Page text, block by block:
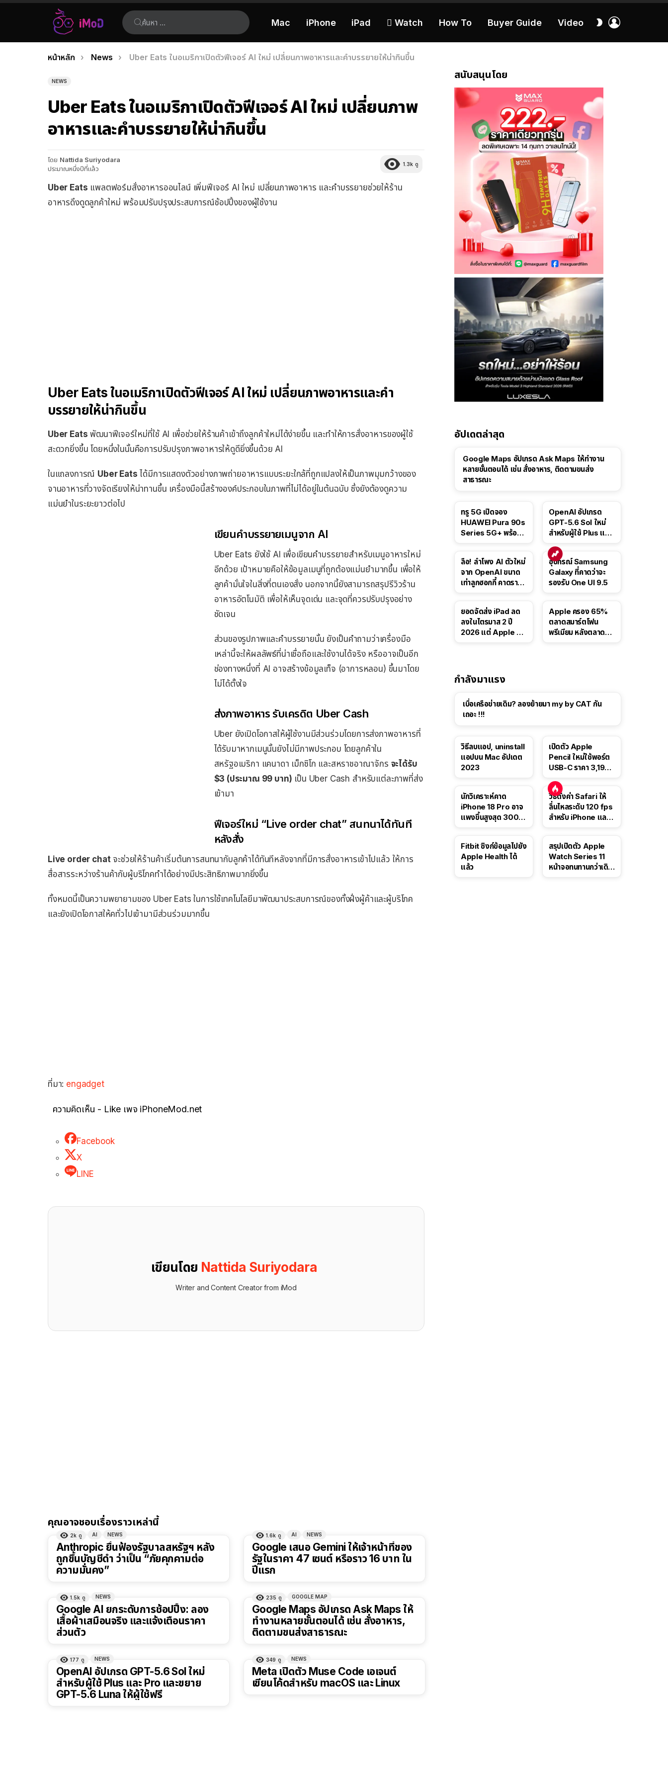
ค้นหา:
Mac iPhone iPad  Watch How To Buyer Guide Video
สลับ
เรื่อง
ล่าสุด
คุณอยู่ที่นี่:
หน้าหลัก News Uber Eats ในอเมริกาเปิดตัวฟีเจอร์ AI ใหม่ เปลี่ยนภาพอาหารและคำบรรยายให้น่ากินขึ้น
NEWS
Uber Eats ในอเมริกาเปิดตัวฟีเจอร์ AI ใหม่ เปลี่ยนภาพ
อาหารและคำบรรยายให้น่ากินขึ้น
โดย Nattida Suriyodara
ประมาณหนึ่งปีที่แล้ว
1.3k ดู
Uber Eats แพลตฟอร์มสั่งอาหารออนไลน์ เพิ่มฟีเจอร์ AI ใหม่ เปลี่ยนภาพอาหาร และคำบรรยายช่วยให้ร้าน
อาหารดึงดูดลูกค้าใหม่ พร้อมปรับปรุงประสบการณ์ช้อปปิ้งของผู้ใช้งาน
Uber Eats ในอเมริกาเปิดตัวฟีเจอร์ AI ใหม่ เปลี่ยนภาพอาหารและคำ
บรรยายให้น่ากินขึ้น
Uber Eats พัฒนาฟีเจอร์ใหม่ที่ใช้ AI เพื่อช่วยให้ร้านค้าเข้าถึงลูกค้าใหม่ได้ง่ายขึ้น และทำให้การสั่งอาหารของผู้ใช้
สะดวกยิ่งขึ้น โดยหนึ่งในนั้นคือการปรับปรุงภาพอาหารให้ดูดียิ่งขึ้นด้วย AI
ในแถลงการณ์ Uber Eats ได้มีการแสดงตัวอย่างภาพถ่ายอาหารแบบระยะใกล้ที่ถูกแปลงให้เป็นภาพมุมกว้างของ
จานอาหารที่วางจัดเรียงให้น่าทานขึ้น เครื่องมือนี้สร้างองค์ประกอบในภาพที่ไม่ได้อยู่ในต้นฉบับ ซึ่งยังต้องดูความ
แม่นยำในระยะยาวต่อไป
เขียนคำบรรยายเมนูจาก AI
Uber Eats ยังใช้ AI เพื่อเขียนคำบรรยายสำหรับเมนูอาหารใหม่
อีกด้วย เป้าหมายคือให้ข้อมูลเมนูที่ถูกต้องแม่นยำมากขึ้น เพื่อให้
ลูกค้ามั่นใจในสิ่งที่ตนเองสั่ง นอกจากนี้ยังสามารถสรุปรีวิวร้าน
อาหารอัตโนมัติ เพื่อให้เห็นจุดเด่น และจุดที่ควรปรับปรุงอย่าง
ชัดเจน
ส่วนของรูปภาพและคำบรรยายนั้น ยังเป็นคำถามว่าเครื่องมือ
เหล่านี้จะให้ผลลัพธ์ที่น่าเชื่อถือและใช้งานได้จริง หรืออาจเป็นอีก
ช่องทางหนึ่งที่ AI อาจสร้างข้อมูลเท็จ (อาการหลอน) ขึ้นมาโดย
ไม่ได้ตั้งใจ
ส่งภาพอาหาร รับเครดิต Uber Cash
Uber ยังเปิดโอกาสให้ผู้ใช้งานมีส่วนร่วมโดยการส่งภาพอาหารที่
ได้รับมาหากเมนูนั้นยังไม่มีภาพประกอบ โดยลูกค้าใน
สหรัฐอเมริกา แคนาดา เม็กซิโก และสหราชอาณาจักร จะได้รับ
$3 (ประมาณ 99 บาท) เป็น Uber Cash สำหรับแต่ละภาพที่ส่ง
เข้ามา
ฟีเจอร์ใหม่ “Live order chat” สนทนาได้ทันที
หลังสั่ง
Live order chatจะช่วยให้ร้านค้าเริ่มต้นการสนทนากับลูกค้าได้ทันทีหลังจากที่มีการสั่งอาหารเข้าไปแล้ว ให้การ
สื่อสารระหว่างร้านค้ากับผู้บริโภคทำได้อย่างมีประสิทธิภาพมากยิ่งขึ้น
ทั้งหมดนี้เป็นความพยายามของ Uber Eats ในการใช้เทคโนโลยีมาพัฒนาประสบการณ์ของทั้งฝั่งผู้ค้าและผู้บริโภค
และยังเปิดโอกาสให้คทั่วไปเข้ามามีส่วนร่วมมากขึ้น
ที่มา: engadget
ความคิดเห็น - Like เพจ iPhoneMod.net
Facebook
X
LINE
เขียนโดย Nattida Suriyodara
Writer and Content Creator from iMod
คุณอาจชอบเรื่องราวเหล่านี้
2k ดู AI NEWS
Anthropic ยื่นฟ้องรัฐบาลสหรัฐฯ หลัง
ถูกขึ้นบัญชีดำ ว่าเป็น “ภัยคุกคามต่อ
ความมั่นคง”
1.6k ดู AI NEWS
Google เสนอ Gemini ให้เจ้าหน้าที่ของ
รัฐในราคา 47 เซนต์ หรือราว 16 บาท ใน
ปีแรก
1.5k ดู NEWS
Google AI ยกระดับการช้อปปิ้ง: ลอง
เสื้อผ้าเสมือนจริง และแจ้งเตือนราคา
ส่วนตัว
235 ดู GOOGLE MAP
Google Maps อัปเกรด Ask Maps ให้
ทำงานหลายขั้นตอนได้ เช่น สั่งอาหาร,
ติดตามขนส่งสาธารณะ
177 ดู NEWS
OpenAI อัปเกรด GPT-5.6 Sol ใหม่
สำหรับผู้ใช้ Plus และ Pro และขยาย
GPT-5.6 Luna ให้ผู้ใช้ฟรี
349 ดู NEWS
Meta เปิดตัว Muse Code เอเจนต์
เขียนโค้ดสำหรับ macOS และ Linux
สนับสนุนโดย
อัปเดตล่าสุด
Google Maps อัปเกรด Ask Maps ให้ทำงาน
หลายขั้นตอนได้ เช่น สั่งอาหาร, ติดตามขนส่ง
สาธารณะ
ทรู 5G เปิดจอง
HUAWEI Pura 90s
Series 5G+ พร้อม
OpenAI อัปเกรด
GPT-5.6 Sol ใหม่
สำหรับผู้ใช้ Plus และ
5.6 Luna ให้ผู้ใช้ฟรี
ลือ! ลำโพง AI ตัวใหม่
จาก OpenAI ขนาด
เท่าลูกฮอกกี้ คาดราคา
อุปกรณ์ Samsung
Galaxy ที่คาดว่าจะ
รองรับ One UI 9.5
ยอดจัดส่ง iPad ลด
ลงในไตรมาส 2 ปี
2026 แต่ Apple ยัง
Apple ครอง 65%
ตลาดสมาร์ตโฟน
พรีเมียม หลังตลาดทำ
กำลังมาแรง
เบื่อเครือข่ายเดิม? ลองย้ายมา my by CAT กัน
เถอะ !!!
วิธีลบแอป, uninstall
แอปบน Mac อัปเดต
2023
เปิดตัว Apple
Pencil ใหม่ใช้พอร์ต
USB-C ราคา 3,190
นี้
นักวิเคราะห์คาด
iPhone 18 Pro อาจ
แพงขึ้นสูงสุด 300
วิธีตั้งค่า Safari ให้
ลื่นไหลระดับ 120 fps
สำหรับ iPhone และ
Fitbit ซิงก์ข้อมูลไปยัง
Apple Health ได้
แล้ว
สรุปเปิดตัว Apple
Watch Series 11
หน้าจอทนทานกว่าเดิม